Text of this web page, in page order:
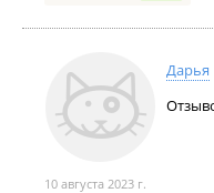
ни
На вторые сутки у
шуметь,по итогу
во всем нас,что
нас никто не
Дарья
10 августа 2023 г.